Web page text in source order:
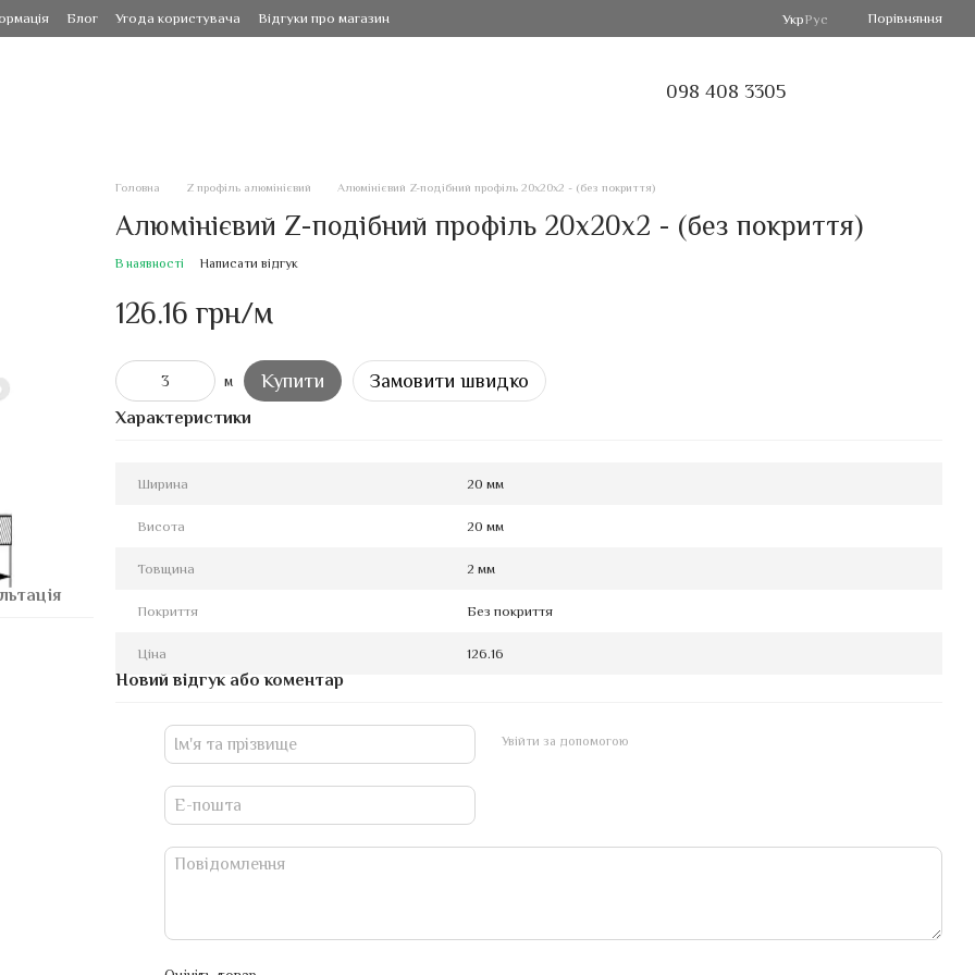
Блог Угода користувача Відгуки про магазин УкрРус Порівняння
098 408 3305
Головна Z профіль алюмінієвий Алюмінієвий Z-подібний профіль 20х20х2 - (без покриття)
Алюмінієвий Z-подібний профіль 20х20х2 - (без покриття)
В наявності Написати відгук
126.16 грн/м
м Купити Замовити швидко
Характеристики
Ширина 20 мм
Висота 20 мм
Товщина 2 мм
Покриття Без покриття
Ціна 126.16
Новий відгук або коментар
Увійти за допомогою